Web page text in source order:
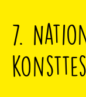
7.